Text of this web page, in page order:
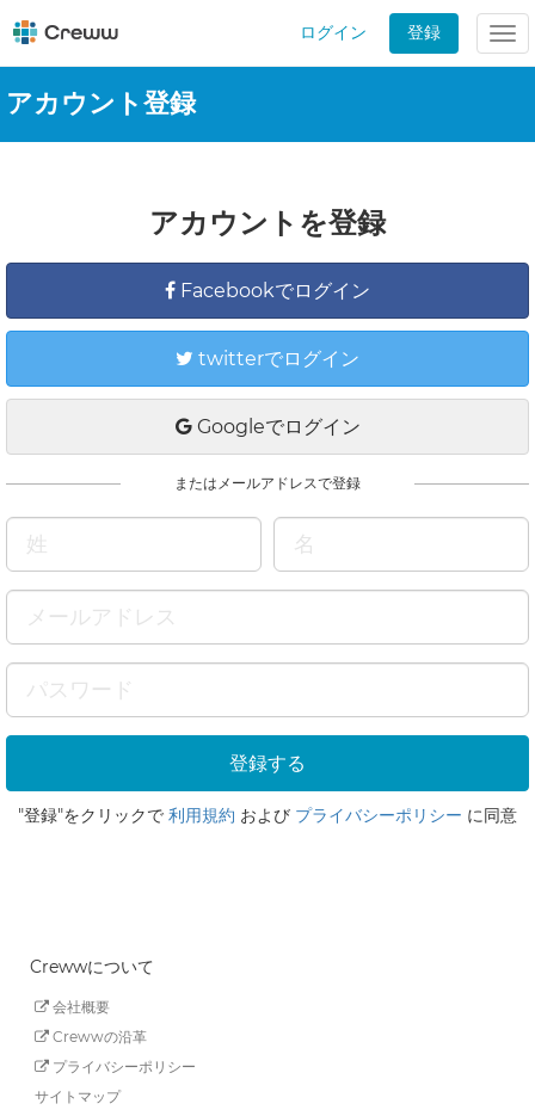
ログイン 登録
アカウント登録
アカウントを登録
Facebookでログイン
twitterでログイン
Googleでログイン
またはメールアドレスで登録
"登録"をクリックで 利用規約 および プライバシーポリシー に同意
Crewwについて
会社概要
Crewwの沿革
プライバシーポリシー
サイトマップ